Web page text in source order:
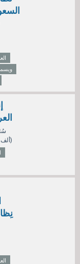
202ألفنقاط)